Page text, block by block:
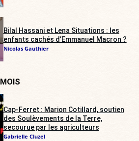
Bilal Hassani et Lena Situations : les
enfants cachés d’Emmanuel Macron ?
Nicolas Gauthier
Cap-Ferret : Marion Cotillard, soutien
des Soulèvements de la Terre,
secourue par les agriculteurs
Gabrielle Cluzel